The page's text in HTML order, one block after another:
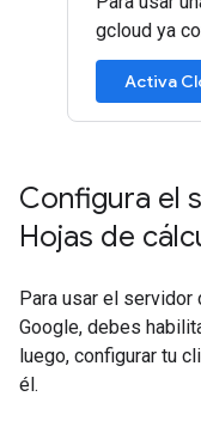
gcloud ya
Activa
Configura el
Hojas de
Para usar el servidor
Google, debes
luego, configurar tu
él.